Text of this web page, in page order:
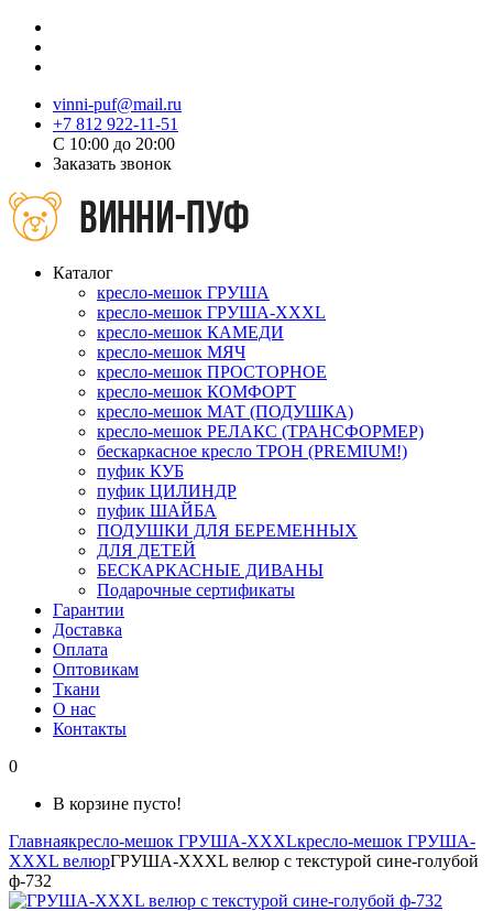
vinni-puf@mail.ru
+7 812 922-11-51
C 10:00 до 20:00
Заказать звонок
Каталог
кресло-мешок ГРУША
кресло-мешок ГРУША-XXXL
кресло-мешок КАМЕДИ
кресло-мешок МЯЧ
кресло-мешок ПРОСТОРНОЕ
кресло-мешок КОМФОРТ
кресло-мешок МАТ (ПОДУШКА)
кресло-мешок РЕЛАКС (ТРАНСФОРМЕР)
бескаркасное кресло ТРОН (PREMIUM!)
пуфик КУБ
пуфик ЦИЛИНДР
пуфик ШАЙБА
ПОДУШКИ ДЛЯ БЕРЕМЕННЫХ
ДЛЯ ДЕТЕЙ
БЕСКАРКАСНЫЕ ДИВАНЫ
Подарочные сертификаты
Гарантии
Доставка
Оплата
Оптовикам
Ткани
О нас
Контакты
0
В корзине пусто!
Главнаякресло-мешок ГРУША-XXXLкресло-мешок ГРУША-
XXXL велюрГРУША-XXXL велюр с текстурой сине-голубой
ф-732